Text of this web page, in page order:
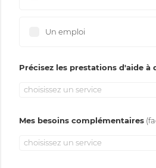
Un emploi
Précisez les prestations d'aide à
choisissez un service
Mes besoins complémentaires
choisissez un service